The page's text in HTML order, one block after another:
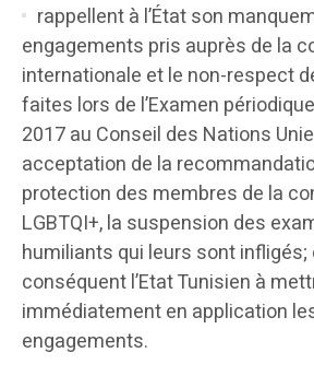
rappellent à l’État son
engagements pris auprès de la
internationale et le non-respect
faites lors de l’Examen
2017 au Conseil des Nations
acceptation de la
protection des membres de la
LGBTQI+, la suspension des
humiliants qui leurs sont
conséquent l’Etat Tunisien à
immédiatement en application
engagements.